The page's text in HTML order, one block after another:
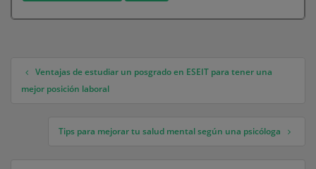
Navegación de entradas
Ventajas de estudiar un posgrado en ESEIT para tener una
mejor posición laboral
Tips para mejorar tu salud mental según una psicóloga